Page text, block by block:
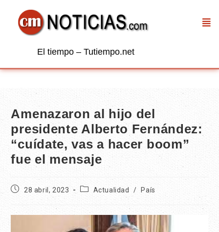
El tiempo – Tutiempo.net
Amenazaron al hijo del
presidente Alberto Fernández:
“cuídate, vas a hacer boom”
fue el mensaje
28 abril, 2023 Actualidad / País